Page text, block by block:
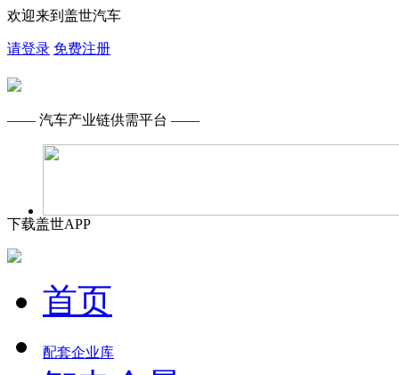
欢迎来到盖世汽车
请登录 免费注册
—— 汽车产业链供需平台 ——
下载盖世APP
首页
配套企业库